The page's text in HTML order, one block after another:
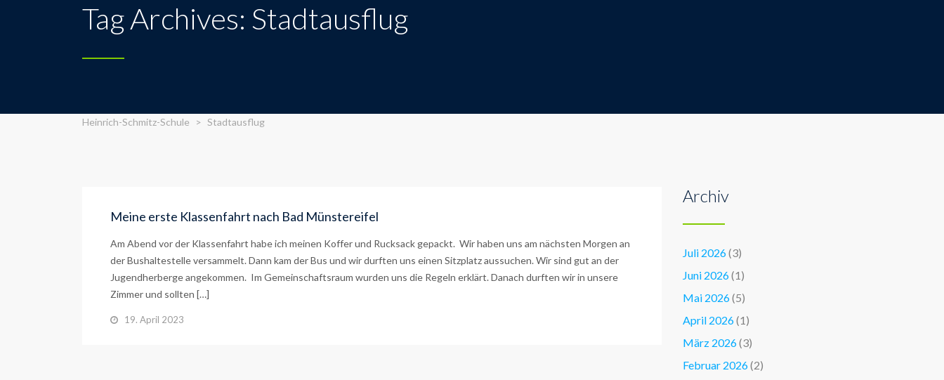
Tag Archives: Stadtausflug
Heinrich-Schmitz-Schule > Stadtausflug
Meine erste Klassenfahrt nach Bad Münstereifel
Am Abend vor der Klassenfahrt habe ich meinen Koffer und Rucksack gepackt. Wir haben uns am nächsten Morgen an
der Bushaltestelle versammelt. Dann kam der Bus und wir durften uns einen Sitzplatz aussuchen. Wir sind gut an der
Jugendherberge angekommen. Im Gemeinschaftsraum wurden uns die Regeln erklärt. Danach durften wir in unsere
Zimmer und sollten […]
19. April 2023
Archiv
Juli 2026(3)
Juni 2026(1)
Mai 2026(5)
April 2026(1)
März 2026(3)
Februar 2026(2)